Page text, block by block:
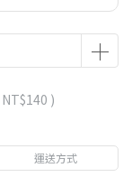
NT$140 )
運送方式